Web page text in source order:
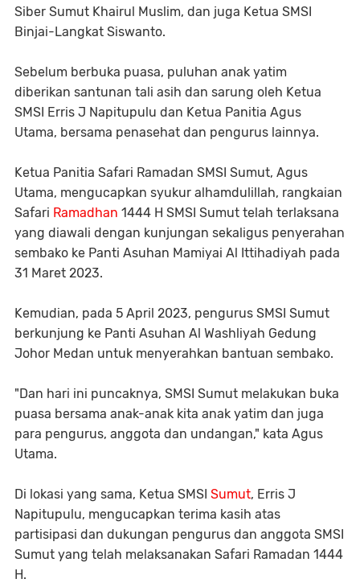
Siber Sumut Khairul Muslim, dan juga Ketua SMSI
Binjai-Langkat Siswanto.
Sebelum berbuka puasa, puluhan anak yatim
diberikan santunan tali asih dan sarung oleh Ketua
SMSI Erris J Napitupulu dan Ketua Panitia Agus
Utama, bersama penasehat dan pengurus lainnya.
Ketua Panitia Safari Ramadan SMSI Sumut, Agus
Utama, mengucapkan syukur alhamdulillah, rangkaian
Safari Ramadhan 1444 H SMSI Sumut telah terlaksana
yang diawali dengan kunjungan sekaligus penyerahan
sembako ke Panti Asuhan Mamiyai Al Ittihadiyah pada
31 Maret 2023.
Kemudian, pada 5 April 2023, pengurus SMSI Sumut
berkunjung ke Panti Asuhan Al Washliyah Gedung
Johor Medan untuk menyerahkan bantuan sembako.
"Dan hari ini puncaknya, SMSI Sumut melakukan buka
puasa bersama anak-anak kita anak yatim dan juga
para pengurus, anggota dan undangan," kata Agus
Utama.
Di lokasi yang sama, Ketua SMSI Sumut, Erris J
Napitupulu, mengucapkan terima kasih atas
partisipasi dan dukungan pengurus dan anggota SMSI
Sumut yang telah melaksanakan Safari Ramadan 1444
H.